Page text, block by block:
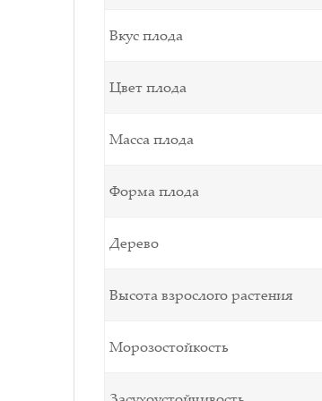
Вкус плода
Цвет плода
Масса плода
Форма плода
Дерево
Высота взрослого растения
Морозостойкость